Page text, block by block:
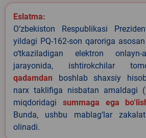
Eslatma:
O‘zbekiston Respublikasi
yildagi PQ-162-son qaroriga
o‘tkaziladigan elektron onlayn-
jarayonida, ishtirokchilar
qadamdan boshlab shaxsiy
narx taklifiga nisbatan amaldagi
miqdoridagi summaga ega
Bunda, ushbu mablag‘lar
olinadi.